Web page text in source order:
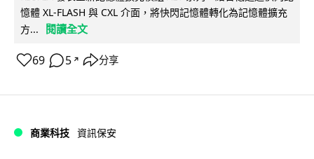
憶體 XL-FLASH 與 CXL 介面，將快閃記憶體轉化為記憶體擴充
方...
閱讀全文
69 5 ↗ 分享
商業科技 資訊保安